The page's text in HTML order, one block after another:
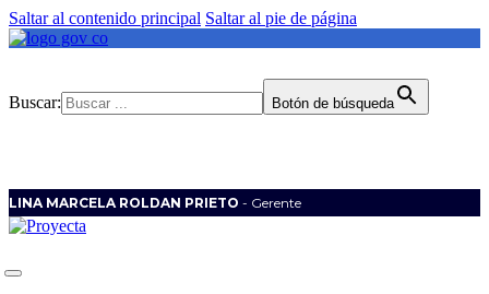
Saltar al contenido principal Saltar al pie de página
Buscar: Botón de búsqueda
LINA MARCELA ROLDAN PRIETO - Gerente